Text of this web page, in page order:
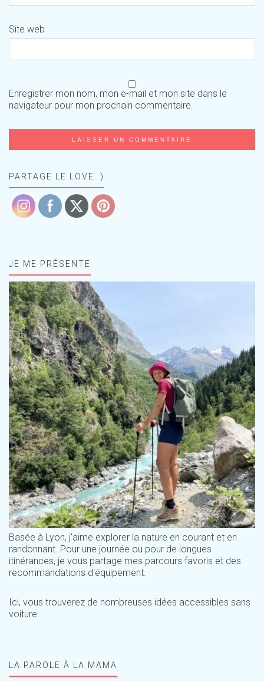
Site web
Enregistrer mon nom, mon e-mail et mon site dans le
navigateur pour mon prochain commentaire.
PARTAGE LE LOVE :)
JE ME PRÉSENTE
Basée à Lyon, j'aime explorer la nature en courant et en
randonnant. Pour une journée ou pour de longues
itinérances, je vous partage mes parcours favoris et des
recommandations d'équipement.
Ici, vous trouverez de nombreuses idées accessibles sans
voiture
LA PAROLE À LA MAMA